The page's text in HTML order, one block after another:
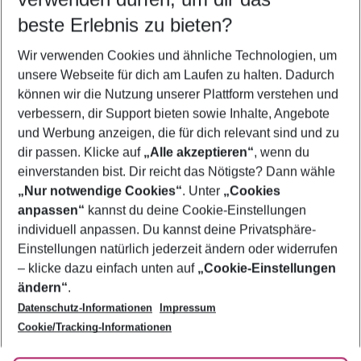
5-8 Nächte
2 Erwachsene Keine Kinder
Mehr Filter anzeigen
Footer
Footer navigation
Über uns
AGB
Bestpreisgarantie
Cookie-Einstellungen ändern
Cookie-Richtlinie
Agenturbetreuung
Barrierefreies Reisen
Folge uns
beste Erlebnis zu bieten?
Wir verwenden Cookies und ähnliche Technologien, um
unsere Webseite für dich am Laufen zu halten. Dadurch
können wir die Nutzung unserer Plattform verstehen und
verbessern, dir Support bieten sowie Inhalte, Angebote
und Werbung anzeigen, die für dich relevant sind und zu
dir passen. Klicke auf „Alle akzeptieren“, wenn du
einverstanden bist. Dir reicht das Nötigste? Dann wähle
„Nur notwendige Cookies“. Unter „Cookies
anpassen“ kannst du deine Cookie-Einstellungen
individuell anpassen. Du kannst deine Privatsphäre-
Einstellungen natürlich jederzeit ändern oder widerrufen
– klicke dazu einfach unten auf „Cookie-Einstellungen
ändern“.
Datenschutz-Informationen
Impressum
Cookie/Tracking-Informationen